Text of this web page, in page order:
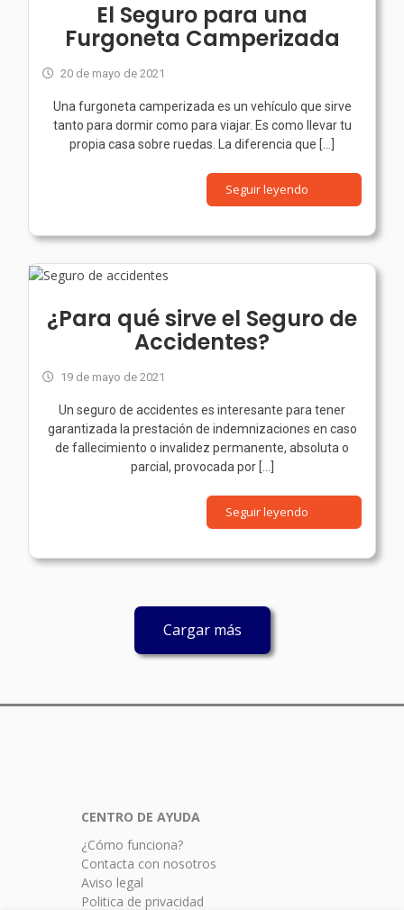
El Seguro para una
Furgoneta Camperizada
20 de mayo de 2021
Una furgoneta camperizada es un vehículo que sirve
tanto para dormir como para viajar. Es como llevar tu
propia casa sobre ruedas. La diferencia que [...]
Seguir leyendo
¿Para qué sirve el Seguro de
Accidentes?
19 de mayo de 2021
Un seguro de accidentes es interesante para tener
garantizada la prestación de indemnizaciones en caso
de fallecimiento o invalidez permanente, absoluta o
parcial, provocada por [...]
Seguir leyendo
Cargar más
CENTRO DE AYUDA
¿Cómo funciona?
Contacta con nosotros
Aviso legal
Politica de privacidad